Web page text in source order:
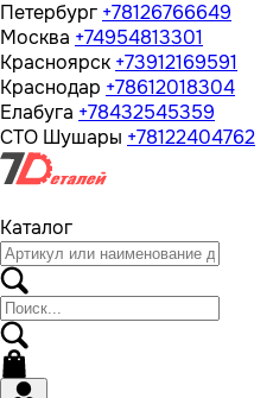
Петербург +78126766649
Москва +74954813301
Красноярск +73912169591
Краснодар +78612018304
Елабуга +78432545359
СТО Шушары +78122404762
Каталог